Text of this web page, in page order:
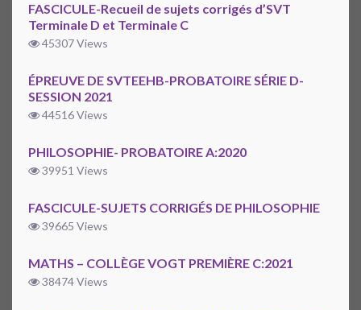
FASCICULE-Recueil de sujets corrigés d’SVT
Terminale D et Terminale C
45307 Views
ÉPREUVE DE SVTEEHB-PROBATOIRE SÉRIE D-
SESSION 2021
44516 Views
PHILOSOPHIE- PROBATOIRE A:2020
39951 Views
FASCICULE-SUJETS CORRIGÉS DE PHILOSOPHIE
39665 Views
MATHS – COLLÈGE VOGT PREMIÈRE C:2021
38474 Views